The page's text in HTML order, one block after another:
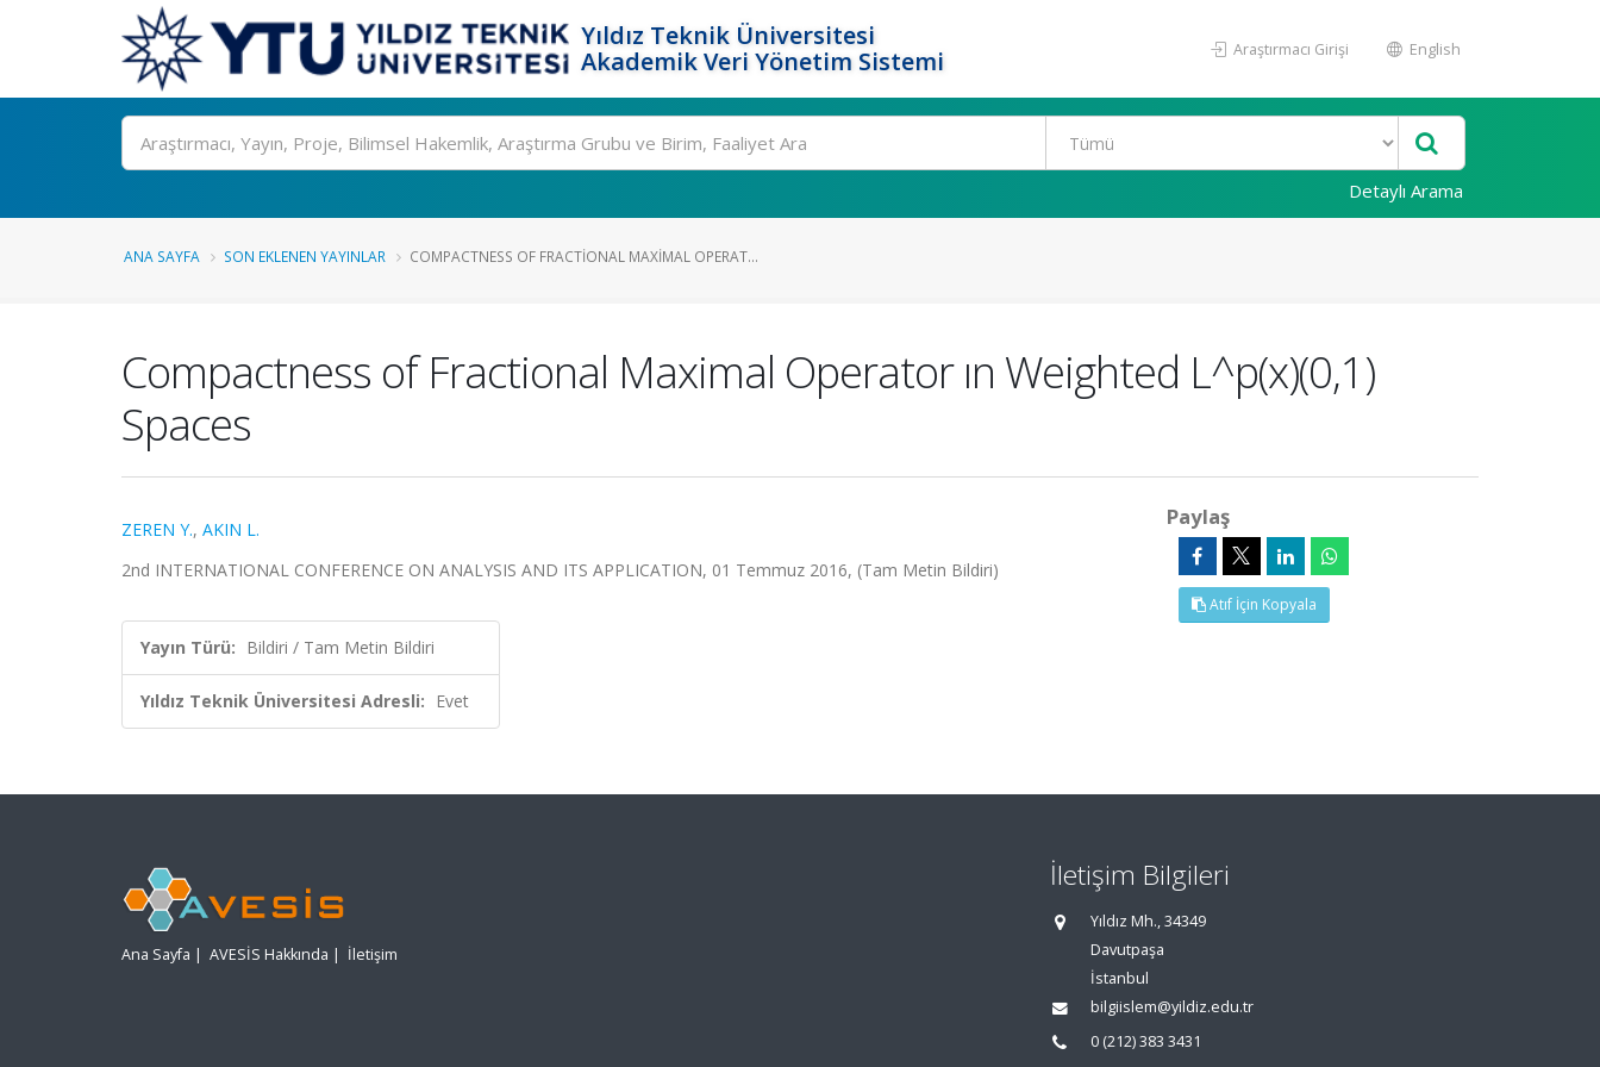
Yıldız Teknik Üniversitesi
Akademik Veri Yönetim Sistemi
Araştırmacı Girişi English
Ara
Detaylı Arama
ANA SAYFA SON EKLENEN YAYINLAR COMPACTNESS OF FRACTIONAL MAXIMAL OPERAT...
Compactness of Fractional Maximal Operator ın Weighted L^p(x)(0,1)
Spaces
ZEREN Y., AKIN L.
2nd INTERNATIONAL CONFERENCE ON ANALYSIS AND ITS APPLICATION, 01 Temmuz 2016, (Tam Metin Bildiri)
Yayın Türü: Bildiri / Tam Metin Bildiri
Yıldız Teknik Üniversitesi Adresli: Evet
Paylaş
Atıf İçin Kopyala
Ana Sayfa | AVESİS Hakkında | İletişim
İletişim Bilgileri
Yıldız Mh., 34349
Davutpaşa
İstanbul
bilgiislem@yildiz.edu.tr
0 (212) 383 3431